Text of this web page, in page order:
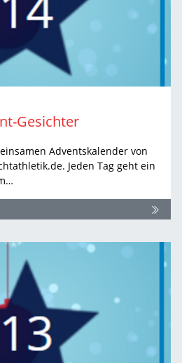
Gesichter
Adventskalender von
Jeden Tag geht ein